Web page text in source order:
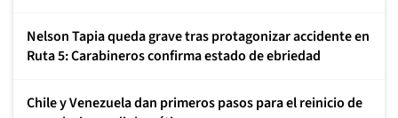
Nelson Tapia queda grave tras protagonizar accidente en
Ruta 5: Carabineros confirma estado de ebriedad
Chile y Venezuela dan primeros pasos para el reinicio de